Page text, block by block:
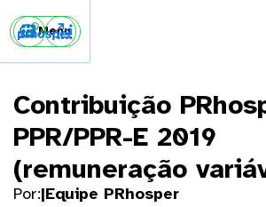
Menu
 
Contribuição
PPR/PPR-E 2019
(remuneração
Por:|Equipe PRhosper